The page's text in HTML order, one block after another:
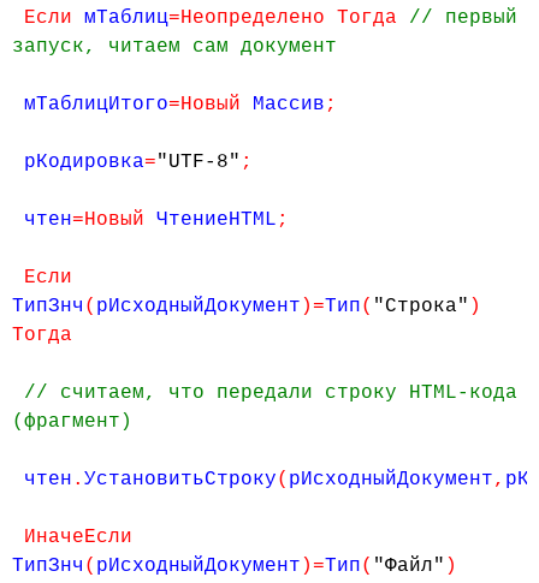
Если мТаблиц=Неопределено Тогда // первый
запуск, читаем сам документ
мТаблицИтого=Новый Массив ;
рКодировка="UTF-8" ;
чтен=Новый ЧтениеHTML ;
Если
ТипЗнч ( рИсходныйДокумент )=Тип( "Строка" )
Тогда
// считаем, что передали строку HTML-кода
(фрагмент)
чтен . УстановитьСтроку( рИсходныйДокумент,
ИначеЕсли
ТипЗнч ( рИсходныйДокумент )=Тип( "Файл" )